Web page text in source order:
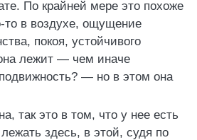
По крайней мере это похоже
то в воздухе, ощущение
покоя, устойчивого
лежит — чем иначе
— но в этом она
так это в том, что у нее есть
здесь, в этой, судя по